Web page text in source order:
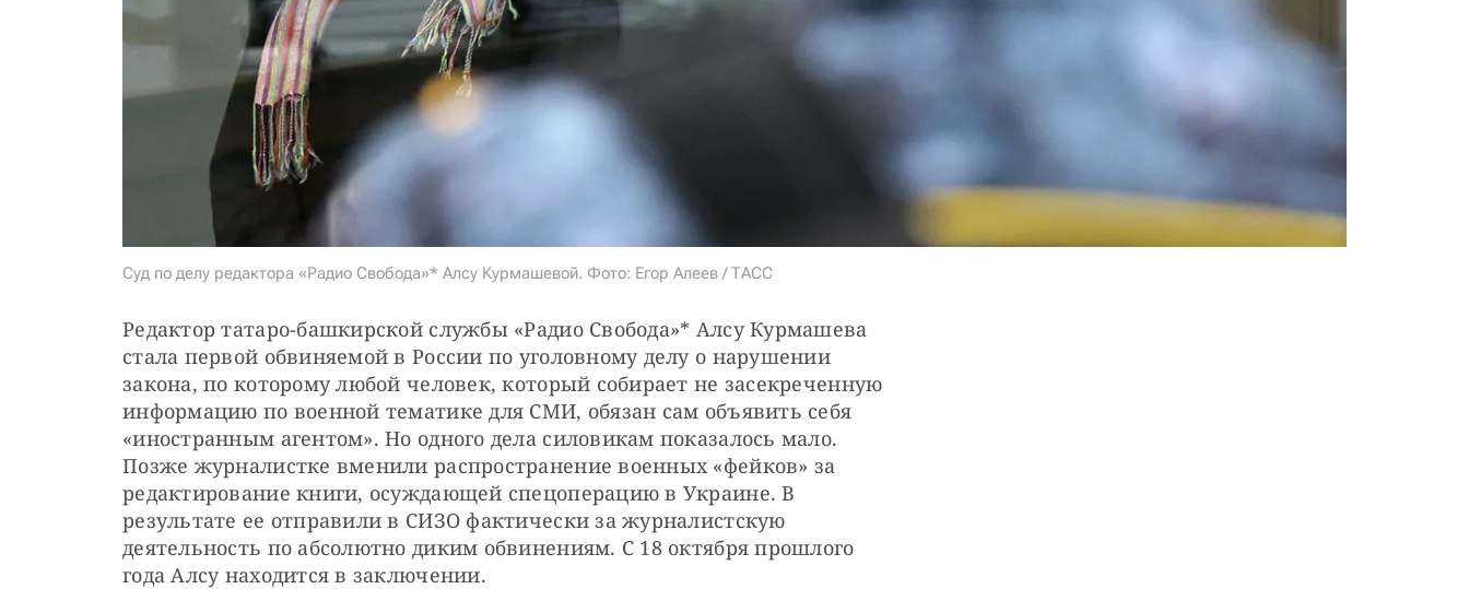
Суд по делу редактора «Радио Свобода»* Алсу Курмашевой. Фото: Егор Алеев / ТАСС
Редактор татаро-башкирской службы «Радио Свобода»* Алсу Курмашева
стала первой обвиняемой в России по уголовному делу о нарушении
закона, по которому любой человек, который собирает не засекреченную
информацию по военной тематике для СМИ, обязан сам объявить себя
«иностранным агентом». Но одного дела силовикам показалось мало.
Позже журналистке вменили распространение военных «фейков» за
редактирование книги, осуждающей спецоперацию в Украине. В
результате ее отправили в СИЗО фактически за журналистскую
деятельность по абсолютно диким обвинениям. С 18 октября прошлого
года Алсу находится в заключении.